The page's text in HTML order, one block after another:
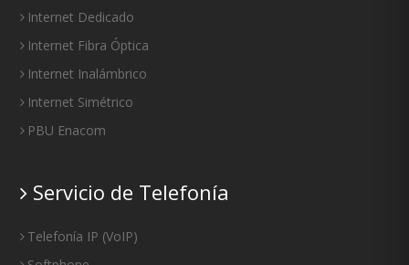
Internet Dedicado
Internet Fibra Óptica
Internet Inalámbrico
Internet Simétrico
PBU Enacom
Servicio de Telefonía
Telefonía IP (VoIP)